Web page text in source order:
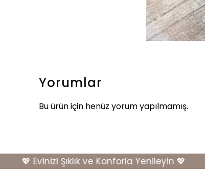
Yorumlar
Bu ürün için henüz yorum yapılmamış.
💖 Evinizi Şıklık ve Konforla Yenileyin 💖